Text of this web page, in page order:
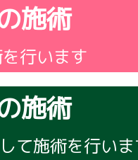
施術
行います
施術
て施術を行いま